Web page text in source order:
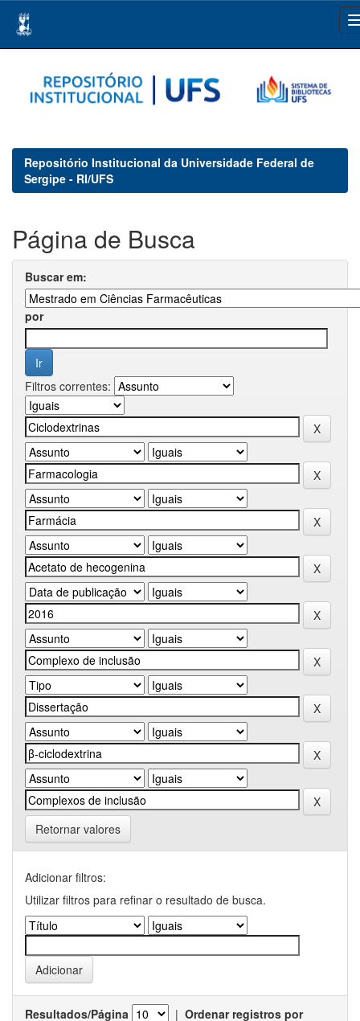
navigation
Repositório Institucional da Universidade Federal de
Sergipe - RI/UFS
Página de Busca
Buscar em:
por
Filtros correntes:
Retornar valores
Adicionar filtros:
Utilizar filtros para refinar o resultado de busca.
Resultados/Página | Ordenar registros por